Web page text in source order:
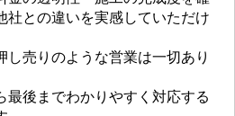
社との違いを実感していただけ
売りのような営業は一切あり
最後までわかりやすく対応する